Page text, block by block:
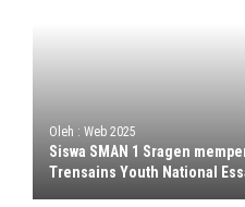
Oleh : Web 2025
Siswa SMAN 1 Sragen
Trensains Youth National